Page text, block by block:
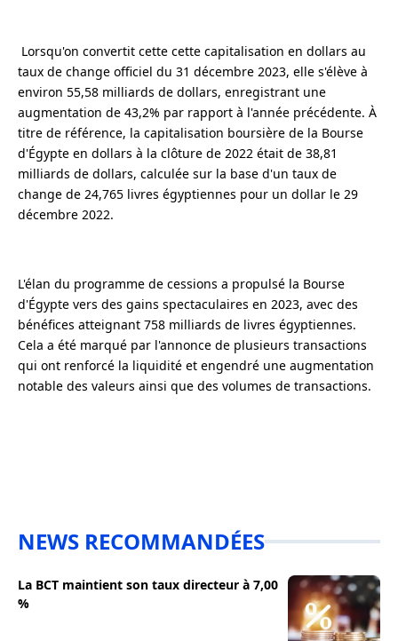
Lorsqu'on convertit cette cette capitalisation en dollars au
taux de change officiel du 31 décembre 2023, elle s'élève à
environ 55,58 milliards de dollars, enregistrant une
augmentation de 43,2% par rapport à l'année précédente. À
titre de référence, la capitalisation boursière de la Bourse
d'Égypte en dollars à la clôture de 2022 était de 38,81
milliards de dollars, calculée sur la base d'un taux de
change de 24,765 livres égyptiennes pour un dollar le 29
décembre 2022.
L'élan du programme de cessions a propulsé la Bourse
d'Égypte vers des gains spectaculaires en 2023, avec des
bénéfices atteignant 758 milliards de livres égyptiennes.
Cela a été marqué par l'annonce de plusieurs transactions
qui ont renforcé la liquidité et engendré une augmentation
notable des valeurs ainsi que des volumes de transactions.
NEWS RECOMMANDÉES
La BCT maintient son taux directeur à 7,00
%